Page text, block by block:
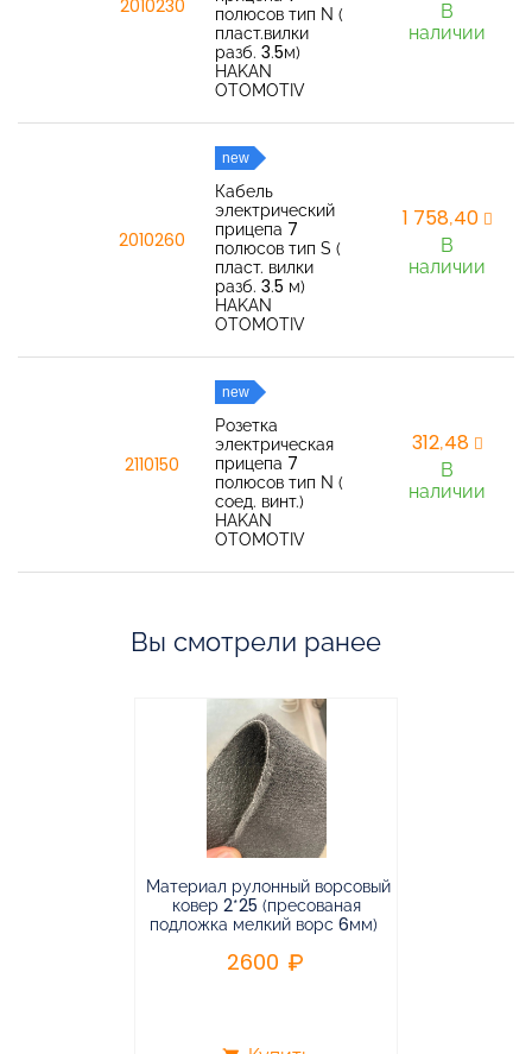
2010230
полюсов тип N (
пласт.вилки
разб. 3.5м)
HAKAN
OTOMOTIV
В
наличии
2010260
new
Кабель
электрический
прицепа 7
полюсов тип S (
пласт. вилки
разб. 3.5 м)
HAKAN
OTOMOTIV
1 758,40
В
наличии
2110150
new
Розетка
электрическая
прицепа 7
полюсов тип N (
соед. винт.)
HAKAN
OTOMOTIV
312,48
В
наличии
Вы смотрели ранее
Материал рулонный ворсовый
ковер 2*25 (пресованая
подложка мелкий ворс 6мм)
2600